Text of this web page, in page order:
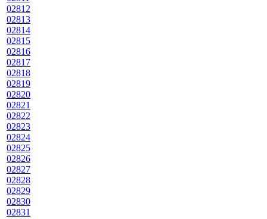
02812
02813
02814
02815
02816
02817
02818
02819
02820
02821
02822
02823
02824
02825
02826
02827
02828
02829
02830
02831